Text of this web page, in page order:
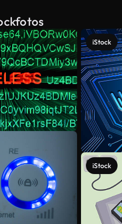
iStock
iStock